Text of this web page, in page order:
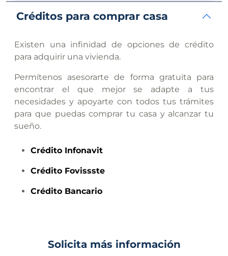
Créditos para comprar casa
Existen una infinidad de opciones de crédito
para adquirir una vivienda.
Permítenos asesorarte de forma gratuita para
encontrar el que mejor se adapte a tus
necesidades y apoyarte con todos tus trámites
para que puedas comprar tu casa y alcanzar tu
sueño.
Crédito Infonavit
Crédito Fovissste
Crédito Bancario
Solicita más información